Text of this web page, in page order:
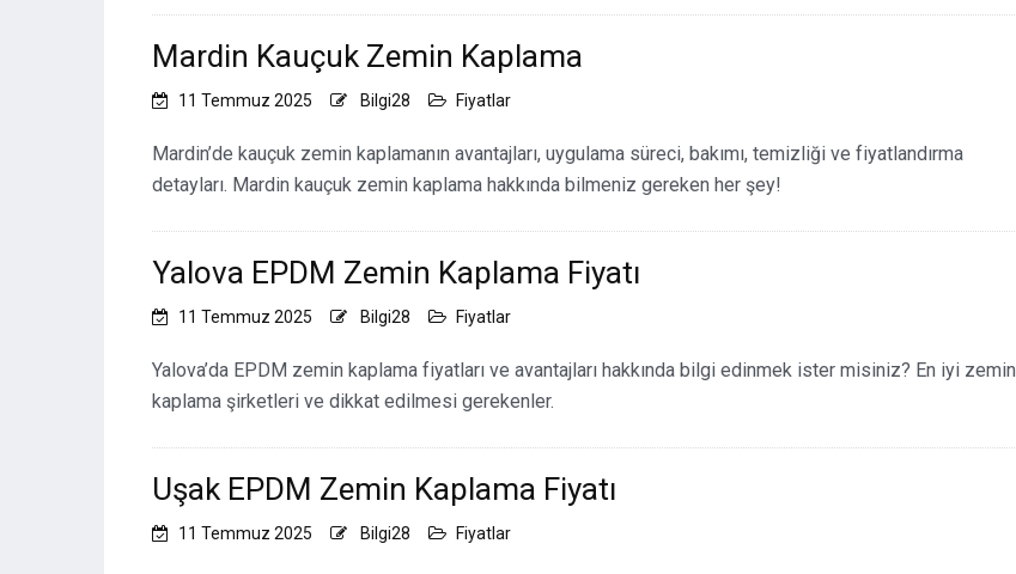
Mardin Kauçuk Zemin Kaplama
11 Temmuz 2025 Bilgi28 Fiyatlar
Mardin’de kauçuk zemin kaplamanın avantajları, uygulama süreci, bakımı, temizliği ve fiyatlandırma
detayları. Mardin kauçuk zemin kaplama hakkında bilmeniz gereken her şey!
Yalova EPDM Zemin Kaplama Fiyatı
11 Temmuz 2025 Bilgi28 Fiyatlar
Yalova’da EPDM zemin kaplama fiyatları ve avantajları hakkında bilgi edinmek ister misiniz? En iyi zemin
kaplama şirketleri ve dikkat edilmesi gerekenler.
Uşak EPDM Zemin Kaplama Fiyatı
11 Temmuz 2025 Bilgi28 Fiyatlar